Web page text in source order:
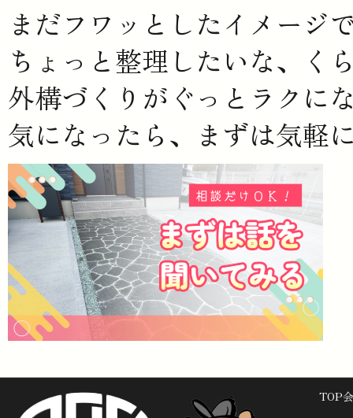
まだフワッとしたイメージ
ちょっと整理したいな、く
外構づくりがぐっとラクに
気になったら、まずは気軽
TOP